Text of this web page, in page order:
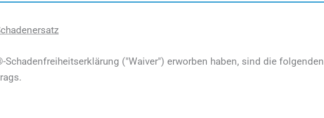
Schadenfreiheitserklärung ("Waiver") erworben haben, sind die